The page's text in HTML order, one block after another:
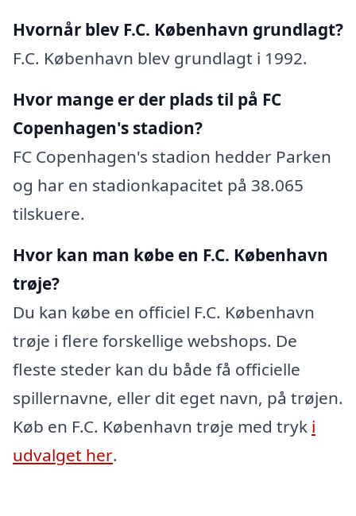
Hvornår blev F.C. København grundlagt?
F.C. København blev grundlagt i 1992.
Hvor mange er der plads til på FC
Copenhagen's stadion?
FC Copenhagen's stadion hedder Parken
og har en stadionkapacitet på 38.065
tilskuere.
Hvor kan man købe en F.C. København
trøje?
Du kan købe en officiel F.C. København
trøje i flere forskellige webshops. De
fleste steder kan du både få officielle
spillernavne, eller dit eget navn, på trøjen.
Køb en F.C. København trøje med tryk i
udvalget her.